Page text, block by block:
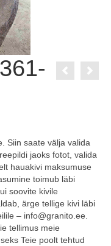
Siin saate välja valida
jaoks fotot, valida
hauakivi maksumuse
toimub läbi
soovite kivile
ärge tellige kivi läbi
– info@granito.ee.
tellimus meie
Teie poolt tehtud